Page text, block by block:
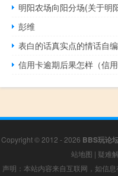
明阳农场向阳分场(关于明
彭维
表白的话真实点的情话自
信用卡逾期后果怎样（信用
Copyright © 2012 - 2026 BBS玩论
站地图 | 疑难
声明：本站内容来自互联网，如信